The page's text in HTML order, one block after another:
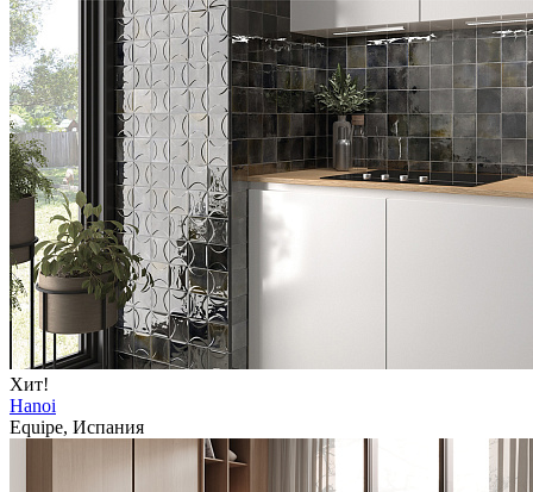
Хит!
Hanoi
Equipe, Испания